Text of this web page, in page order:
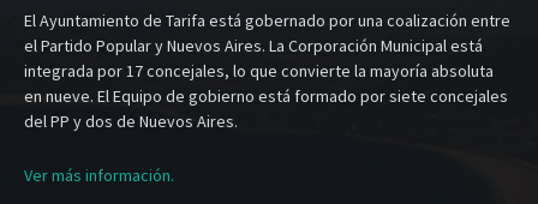
El Ayuntamiento de Tarifa está gobernado por una coalización entre
el Partido Popular y Nuevos Aires. La Corporación Municipal está
integrada por 17 concejales, lo que convierte la mayoría absoluta
en nueve. El Equipo de gobierno está formado por siete concejales
del PP y dos de Nuevos Aires.
Ver más información.